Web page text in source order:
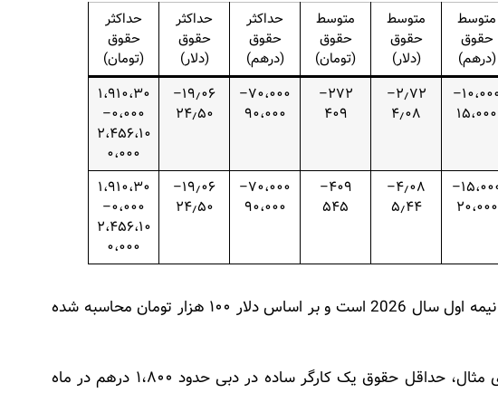
متوسط
حقوق
(درهم)
متوسط
حقوق
(دلار)
متوسط
حقوق
(تومان)
حداکثر
حقوق
(درهم)
حداکثر
حقوق
(دلار)
حداکثر
حقوق
(تومان)
۱۰،۰۰۰–
۱۵،۰۰۰
۲٫۷۲–
۴٫۰۸
۲۷۲–
۴۰۹
۷۰،۰۰۰–
۹۰،۰۰۰
۱۹٫۰۶–
۲۴٫۵۰
۱،۹۱۰،۳۰
۰،۰۰۰–
۲،۴۵۶،۱۰
۰،۰۰۰
۱۵،۰۰۰–
۲۰،۰۰۰
۴٫۰۸–
۵٫۴۴
۴۰۹–
۵۴۵
۷۰،۰۰۰–
۹۰،۰۰۰
۱۹٫۰۶–
۲۴٫۵۰
۱،۹۱۰،۳۰
۰،۰۰۰–
۲،۴۵۶،۱۰
۰،۰۰۰
این ارقام مربوط به اطلاعات درآمد کار در دبی تا نیمه اول سال 2026 است و بر اساس دلار ۱۰۰ هزار تومان محاسبه شده
حقوق کارگری در دبی از سایر مشاغل کمتر است، برای مثال، حداقل حقوق یک کارگر ساده در دبی حدود ۱،۸۰۰ درهم در ماه